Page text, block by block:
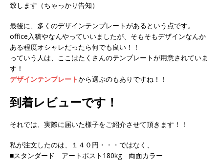
致します（ちゃっかり告知）
最後に、多くのデザインテンプレートがあるという点です。
office入稿やなんやっていいましたが、そもそもデザインなんか
ある程度オシャレだったら何でも良い！！
っていう人は、ここはたくさんのテンプレートが用意されていま
す！
デザインテンプレートから選ぶのもありですね！！
到着レビューです！
それでは、実際に届いた様子をご紹介させて頂きます！！
私が注文したのは、１４０円・・・ではなく、
■スタンダード アートポスト180kg 両面カラー